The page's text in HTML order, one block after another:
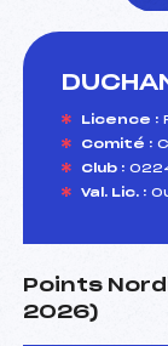
Licence :
Comité :
Club :
Val. Lic. :
Points
2026)